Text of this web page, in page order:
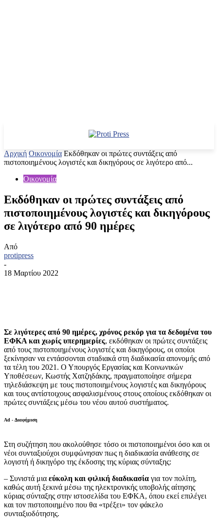
Αρχική Οικονομία Εκδόθηκαν οι πρώτες συντάξεις από
πιστοποιημένους λογιστές και δικηγόρους σε λιγότερο από...
Οικονομία
Εκδόθηκαν οι πρώτες συντάξεις από
πιστοποιημένους λογιστές και δικηγόρους
σε λιγότερο από 90 ημέρες
Από
protipress
-
18 Μαρτίου 2022
Σε λιγότερες από 90 ημέρες, χρόνος ρεκόρ για τα δεδομένα του
ΕΦΚΑ και χωρίς υπερημερίες, εκδόθηκαν οι πρώτες συντάξεις
από τους πιστοποιημένους λογιστές και δικηγόρους, οι οποίοι
ξεκίνησαν να εντάσσονται σταδιακά στη διαδικασία απονομής από
τα τέλη του 2021. Ο Υπουργός Εργασίας και Κοινωνικών
Υποθέσεων, Κωστής Χατζηδάκης, πραγματοποίησε σήμερα
τηλεδιάσκεψη με τους πιστοποιημένους λογιστές και δικηγόρους
και τους αντίστοιχους ασφαλισμένους στους οποίους εκδόθηκαν οι
πρώτες συντάξεις μέσω του νέου αυτού συστήματος.
Ad - Διαφήμιση
Στη συζήτηση που ακολούθησε τόσο οι πιστοποιημένοι όσο και οι
νέοι συνταξιούχοι συμφώνησαν πως η διαδικασία ανάθεσης σε
λογιστή ή δικηγόρο της έκδοσης της κύριας σύνταξης:
– Συνιστά μια εύκολη και φιλική διαδικασία για τον πολίτη,
καθώς αυτή ξεκινά μέσω της ηλεκτρονικής υποβολής αίτησης
κύριας σύνταξης στην ιστοσελίδα του ΕΦΚΑ, όπου εκεί επιλέγει
και τον πιστοποιημένο που θα «τρέξει» τον φάκελο
συνταξιοδότησης.